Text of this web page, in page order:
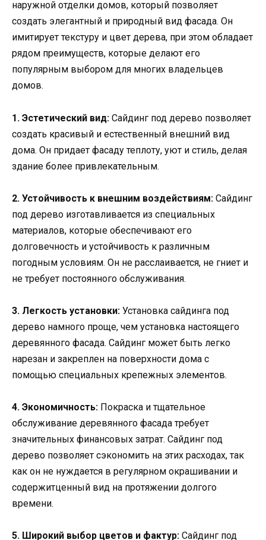
наружной отделки домов, который позволяет
создать элегантный и природный вид фасада. Он
имитирует текстуру и цвет дерева, при этом обладает
рядом преимуществ, которые делают его
популярным выбором для многих владельцев
домов.
1. Эстетический вид: Сайдинг под дерево позволяет
создать красивый и естественный внешний вид
дома. Он придает фасаду теплоту, уют и стиль, делая
здание более привлекательным.
2. Устойчивость к внешним воздействиям: Сайдинг
под дерево изготавливается из специальных
материалов, которые обеспечивают его
долговечность и устойчивость к различным
погодным условиям. Он не расслаивается, не гниет и
не требует постоянного обслуживания.
3. Легкость установки: Установка сайдинга под
дерево намного проще, чем установка настоящего
деревянного фасада. Сайдинг может быть легко
нарезан и закреплен на поверхности дома с
помощью специальных крепежных элементов.
4. Экономичность: Покраска и тщательное
обслуживание деревянного фасада требует
значительных финансовых затрат. Сайдинг под
дерево позволяет сэкономить на этих расходах, так
как он не нуждается в регулярном окрашивании и
содержитценный вид на протяжении долгого
времени.
5. Широкий выбор цветов и фактур: Сайдинг под